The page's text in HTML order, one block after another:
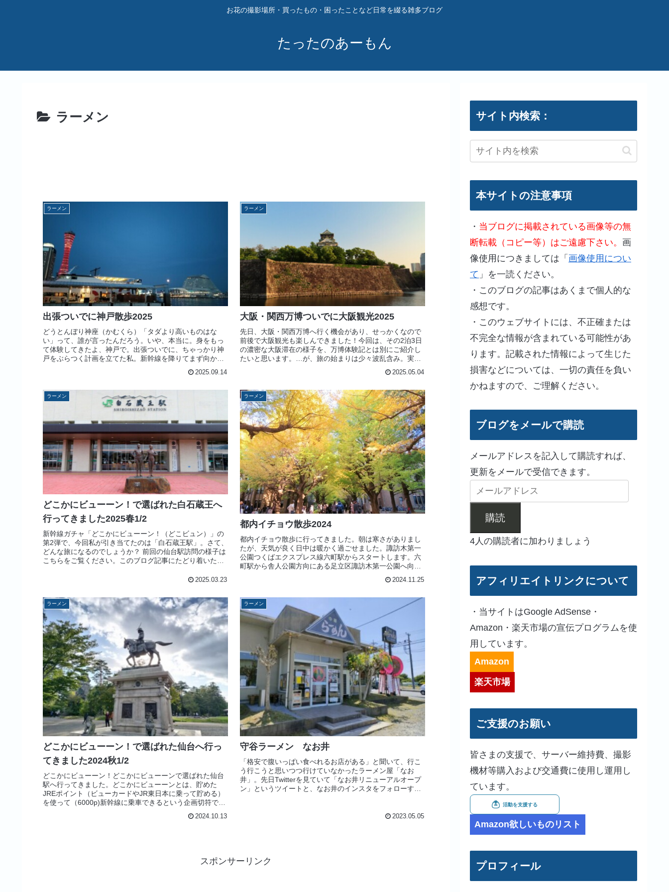
お花の撮影場所・買ったもの・困ったことなど日常を綴る雑多ブログ
たったのあーもん
ラーメン
ラーメン
出張ついでに神戸散歩2025
どうとんぼり神座（かむくら）「タダより高いものはな
い」って、誰が言ったんだろう。いや、本当に。身をもっ
て体験してきたよ、神戸で。出張ついでに、ちゃっかり神
戸をぶらつく計画を立てた私。新幹線を降りてまず向かっ
2025.09.14
ラーメン
大阪・関西万博ついでに大阪観光2025
先日、大阪・関西万博へ行く機会があり、せっかくなので
前後で大阪観光も楽しんできました！今回は、その2泊3日
の濃密な大阪滞在の様子を、万博体験記とは別にご紹介し
たいと思います。…が、旅の始まりは少々波乱含み。実は
2025.05.04
ラーメン
どこかにビューーン！で選ばれた白石蔵王へ
行ってきました2025春1/2
新幹線ガチャ「どこかにビューーン！（どこビュン）」の
第2弾で、今回私が引き当てたのは「白石蔵王駅」。さて、
どんな旅になるのでしょうか？ 前回の仙台駅訪問の様子は
こちらをご覧ください。このブログ記事にたどり着いた方
2025.03.23
ラーメン
都内イチョウ散歩2024
都内イチョウ散歩に行ってきました。朝は寒さがありまし
たが、天気が良く日中は暖かく過ごせました。諏訪木第一
公園つくばエクスプレス線六町駅からスタートします。六
町駅から舎人公園方向にある足立区諏訪木第一公園へ向か
2024.11.25
ラーメン
どこかにビューーン！で選ばれた仙台へ行っ
てきました2024秋1/2
どこかにビューーン！どこかにビューーンで選ばれた仙台
駅へ行ってきました。どこかにビューーンとは、貯めた
JREポイント（ビューカードやJR東日本に乗って貯める）
を使って（6000p)新幹線に乗車できるという企画切符で
2024.10.13
ラーメン
守谷ラーメン なお井
「格安で腹いっぱい食べれるお店がある」と聞いて、行こ
う行こうと思いつつ行けていなかったラーメン屋「なお
井」。先日Twitterを見ていて「なお井リニューアルオープ
ン」というツイートと、なお井のインスタをフォローする
2023.05.05
スポンサーリンク
サイト内検索：
本サイトの注意事項
・ 当ブログに掲載されている画像等の無
断転載（コピー等）はご遠慮下さい。 画
像使用につきましては「 画像使用につい
て 」を一読ください。
・このブログの記事はあくまで個人的な
感想です。
・このウェブサイトには、不正確または
不完全な情報が含まれている可能性があ
ります。記載された情報によって生じた
損害などについては、一切の責任を負い
かねますので、ご理解ください。
ブログをメールで購読
メールアドレスを記入して購読すれば、
更新をメールで受信できます。
購読
4人の購読者に加わりましょう
アフィリエイトリンクについて
・当サイトはGoogle AdSense・
Amazon・楽天市場の宣伝プログラムを使
用しています。
Amazon
楽天市場
ご支援のお願い
皆さまの支援で、サーバー維持費、撮影
機材等購入および交通費に使用し運用し
ています。
Amazon欲しいものリスト
プロフィール